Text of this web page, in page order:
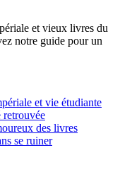
et vieux livres du
notre guide pour un
et vie étudiante
retrouvée
des livres
se ruiner